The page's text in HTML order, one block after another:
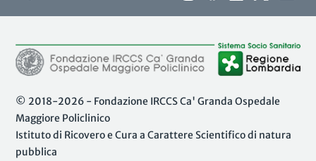
© 2018-2026 - Fondazione IRCCS Ca' Granda Ospedale
Maggiore Policlinico
Istituto di Ricovero e Cura a Carattere Scientifico di natura
pubblica